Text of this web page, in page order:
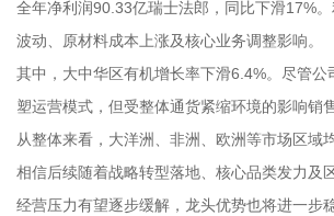
全年净利润90.33亿瑞士法郎，同比下滑17%
波动、原材料成本上涨及核心业务调整影响。
其中，大中华区有机增长率下滑6.4%。尽管公
塑运营模式，但受整体通货紧缩环境的影响销
从整体来看，大洋洲、非洲、欧洲等市场区域
相信后续随着战略转型落地、核心品类发力及
经营压力有望逐步缓解，龙头优势也将进一步稳